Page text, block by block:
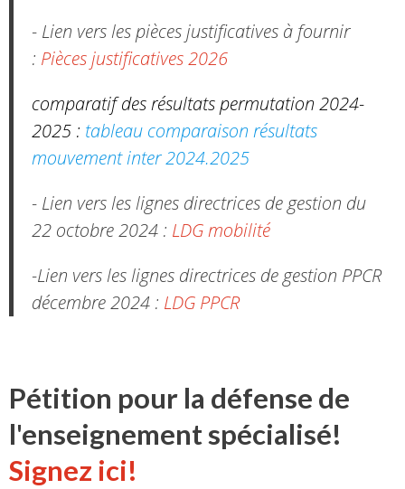
- Lien vers les pièces justificatives à fournir
: Pièces justificatives 2026
comparatif des résultats permutation 2024-
2025 : tableau comparaison résultats
mouvement inter 2024.2025
- Lien vers les lignes directrices de gestion du
22 octobre 2024 : LDG mobilité
-Lien vers les lignes directrices de gestion PPCR
décembre 2024 : LDG PPCR
Pétition pour la défense de
l'enseignement spécialisé!
Signez ici!